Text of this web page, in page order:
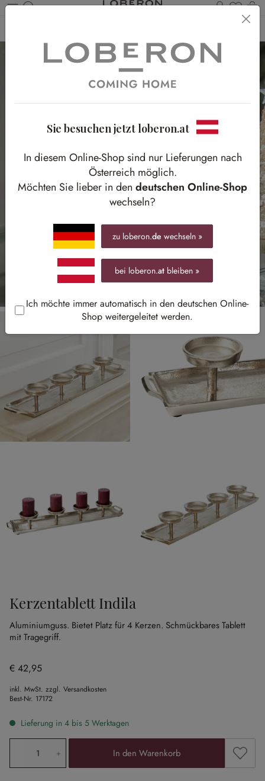
Du
Kerzentablett Indila
Aluminiumguss. Bietet Platz für 4 Kerzen. Schmückbares Tablett
mit Tragegriff.
€ 42,95
inkl. MwSt. zzgl. Versandkosten
Best-Nr. 17172
Lieferung in 4 bis 5 Werktagen
Produkt Anzahl: Gib den gewünschten Wert ein oder
In den Warenkorb Zum
Sie besuchen jetzt loberon.at
In diesem Online-Shop sind nur Lieferungen nach
Österreich möglich.
Möchten Sie lieber in den deutschen Online-Shop
wechseln?
zu loberon.de wechseln »
bei loberon.at bleiben »
Ich möchte immer automatisch in den deutschen Online-
Shop weitergeleitet werden.